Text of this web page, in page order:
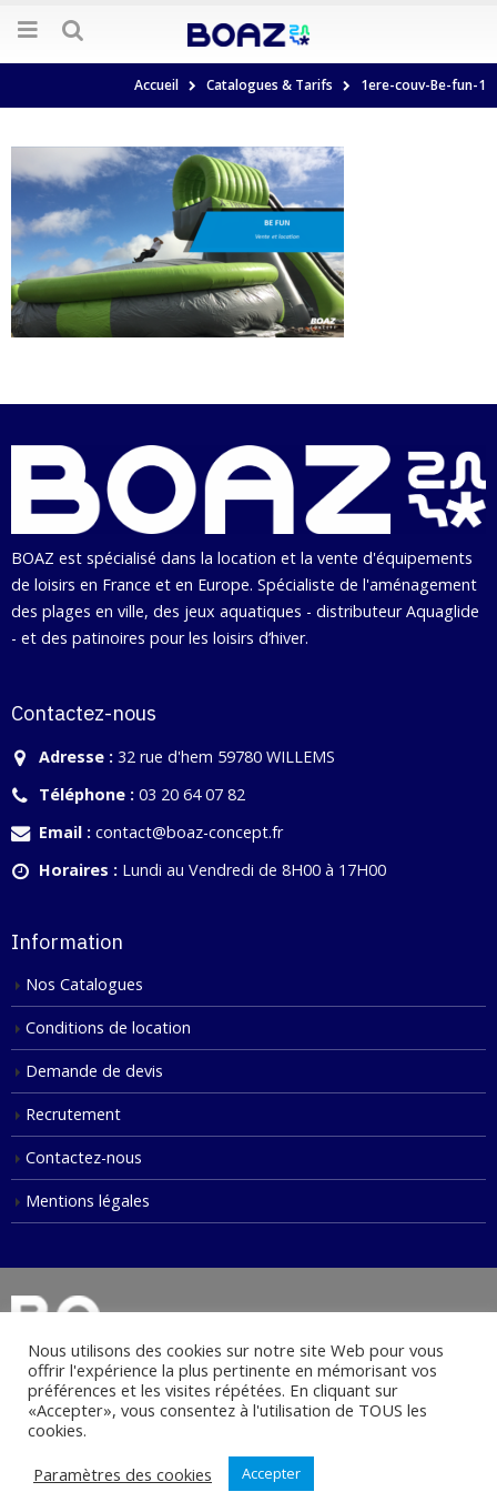
Accueil Catalogues & Tarifs 1ere-couv-Be-fun-1
BOAZ est spécialisé dans la location et la vente d'équipements
de loisirs en France et en Europe. Spécialiste de l'aménagement
des plages en ville, des jeux aquatiques - distributeur Aquaglide
- et des patinoires pour les loisirs d’hiver.
Contactez-nous
Adresse : 32 rue d'hem 59780 WILLEMS
Téléphone : 03 20 64 07 82
Email : contact@boaz-concept.fr
Horaires : Lundi au Vendredi de 8H00 à 17H00
Information
Nos Catalogues
Conditions de location
Demande de devis
Recrutement
Contactez-nous
Mentions légales
© Copyright 2021. Tous droits réservés.
Nous utilisons des cookies sur notre site Web pour vous
offrir l'expérience la plus pertinente en mémorisant vos
préférences et les visites répétées. En cliquant sur
«Accepter», vous consentez à l'utilisation de TOUS les
cookies.
Paramètres des cookies
Accepter